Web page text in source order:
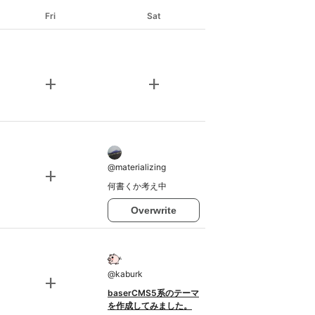
Fri Sat
add add
add @materializing
何書くか考え中
Overwrite
add @kaburk
baserCMS5系のテーマ
を作成してみました。